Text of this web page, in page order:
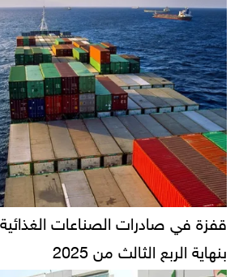
بنهاية الربع الثالث من 2025